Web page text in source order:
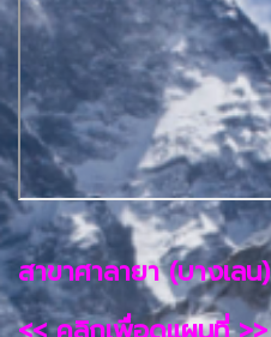
สาขาศาลายา (บางเลน)